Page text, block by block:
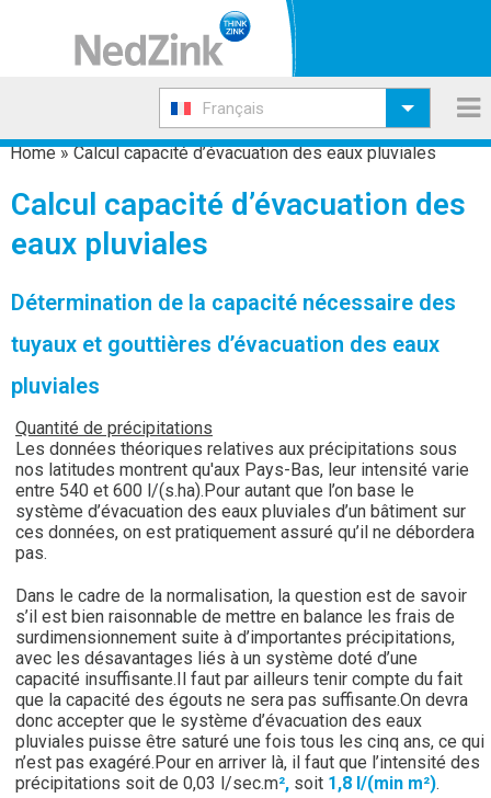
Français
Home»Calcul capacité d’évacuation des eaux pluviales
Calcul capacité d’évacuation des
eaux pluviales
Détermination de la capacité nécessaire des
tuyaux et gouttières d’évacuation des eaux
pluviales
Quantité de précipitations
Les données théoriques relatives aux précipitations sous
nos latitudes montrent qu'aux Pays-Bas, leur intensité varie
entre 540 et 600 l/(s.ha).Pour autant que l’on base le
système d’évacuation des eaux pluviales d’un bâtiment sur
ces données, on est pratiquement assuré qu’il ne débordera
pas.
Dans le cadre de la normalisation, la question est de savoir
s’il est bien raisonnable de mettre en balance les frais de
surdimensionnement suite à d’importantes précipitations,
avec les désavantages liés à un système doté d’une
capacité insuffisante.Il faut par ailleurs tenir compte du fait
que la capacité des égouts ne sera pas suffisante.On devra
donc accepter que le système d’évacuation des eaux
pluviales puisse être saturé une fois tous les cinq ans, ce qui
n’est pas exagéré.Pour en arriver là, il faut que l’intensité des
précipitations soit de 0,03 l/sec.m², soit 1,8 l/(min m²).